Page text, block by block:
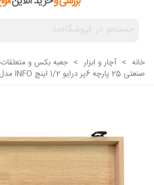
خانه > آچار و ابزار > جعبه بکس و متعلقات
صنعتی 25 پارچه 6پر درایو 1/2 اینچ INFO مدل NO.6251 تایوان